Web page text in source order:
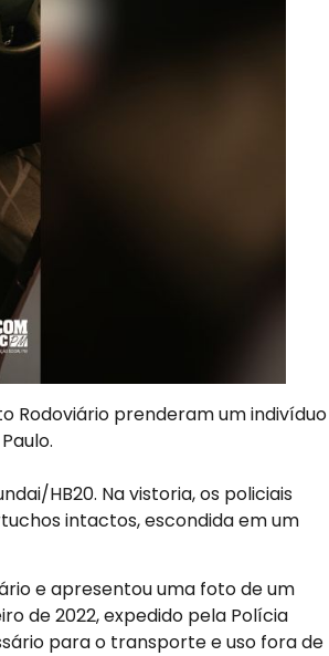
Rodoviário prenderam um indivíduo
HB20. Na vistoria, os policiais
intactos, escondida em um
e apresentou uma foto de um
de 2022, expedido pela Polícia
para o transporte e uso fora de